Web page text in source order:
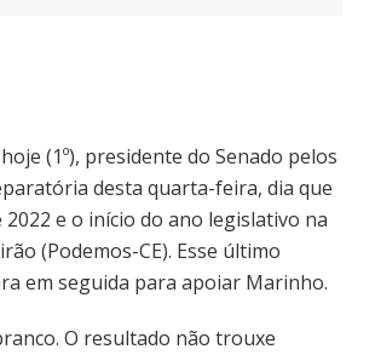
(1º), presidente do Senado pelos
desta quarta-feira, dia que
e o início do ano legislativo na
(Podemos-CE). Esse último
em seguida para apoiar Marinho.
O resultado não trouxe